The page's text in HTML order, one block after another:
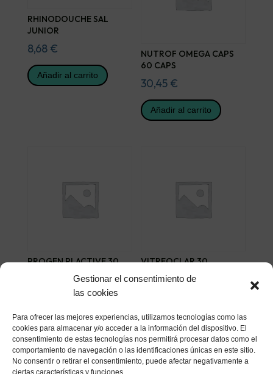
Gestionar el consentimiento de
las cookies
Para ofrecer las mejores experiencias, utilizamos tecnologías como las
cookies para almacenar y/o acceder a la información del dispositivo. El
consentimiento de estas tecnologías nos permitirá procesar datos como el
comportamiento de navegación o las identificaciones únicas en este sitio.
No consentir o retirar el consentimiento, puede afectar negativamente a
ciertas características y funciones.
RHINODOUCHE SAL
JUNIOR
8,68 €
Añadir al carrito
NUTROF OMEGA CAPS
60 CAPS
30,45 €
Añadir al carrito
PROGEN PLACTIVE 30
Añadir al carrito
VITREOCLAR 30
COMPRIMIDOS
Añadir al carrito